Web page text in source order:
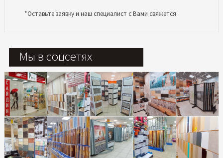
*Оставьте заявку и наш специалист с Вами свяжется
Мы в соцсетях